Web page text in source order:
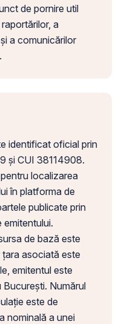
de pornire util
a
a comunicărilor
identificat oficial prin
și CUI 38114908.
localizarea
în platforma de
publicate prin
emitentului.
de bază este
asociată este
emitentul este
Numărul
este de
nominală a unei